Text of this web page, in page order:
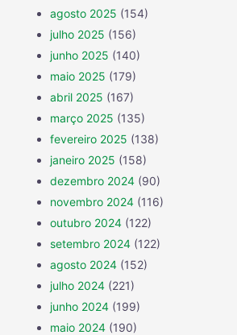
agosto 2025 (154)
julho 2025 (156)
junho 2025 (140)
maio 2025 (179)
abril 2025 (167)
março 2025 (135)
fevereiro 2025 (138)
janeiro 2025 (158)
dezembro 2024 (90)
novembro 2024 (116)
outubro 2024 (122)
setembro 2024 (122)
agosto 2024 (152)
julho 2024 (221)
junho 2024 (199)
maio 2024 (190)